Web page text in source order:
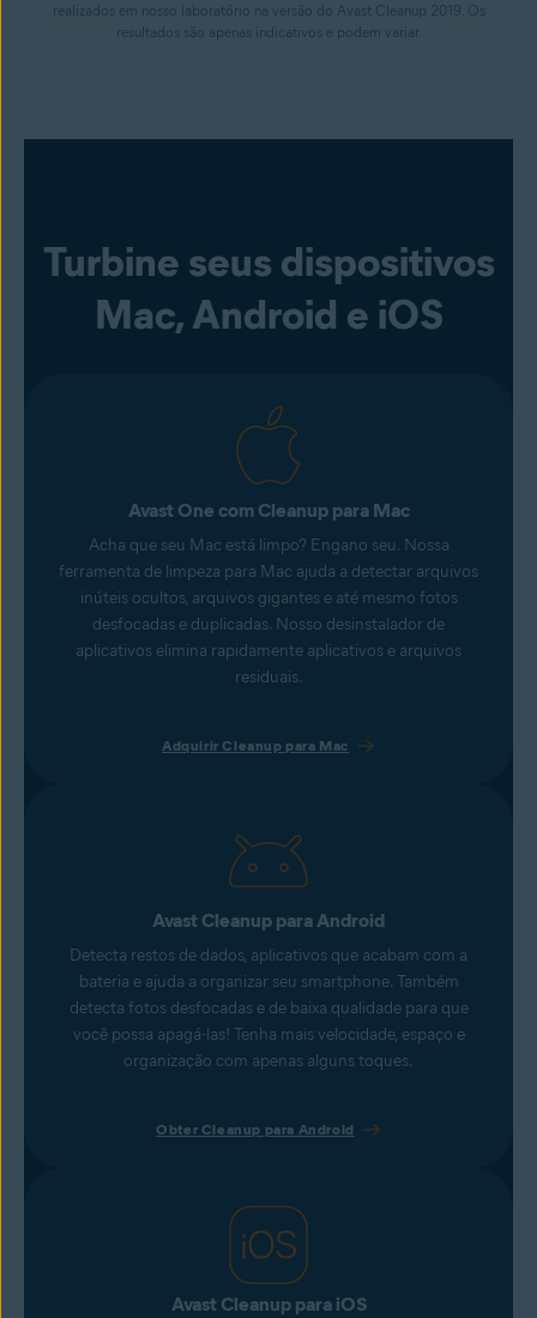
realizados em nosso laboratório na versão do Avast Cleanup 2019. Os
resultados são apenas indicativos e podem variar.
Turbine seus dispositivos
Mac, Android e iOS
Avast One com Cleanup para Mac
Acha que seu Mac está limpo? Engano seu. Nossa
ferramenta de limpeza para Mac ajuda a detectar arquivos
inúteis ocultos, arquivos gigantes e até mesmo fotos
desfocadas e duplicadas. Nosso desinstalador de
aplicativos elimina rapidamente aplicativos e arquivos
residuais.
Adquirir Cleanup para Mac
Avast Cleanup para Android
Detecta restos de dados, aplicativos que acabam com a
bateria e ajuda a organizar seu smartphone. Também
detecta fotos desfocadas e de baixa qualidade para que
você possa apagá-las! Tenha mais velocidade, espaço e
organização com apenas alguns toques.
Obter Cleanup para Android
Avast Cleanup para iOS